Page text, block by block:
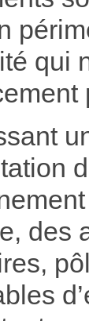
qui
des